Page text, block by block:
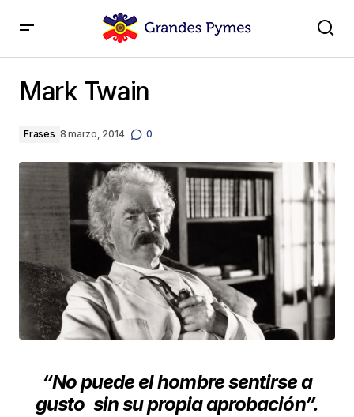
Mark Twain
Frases 8 marzo, 2014 0
“No puede el hombre sentirse a
gusto sin su propia aprobación”.